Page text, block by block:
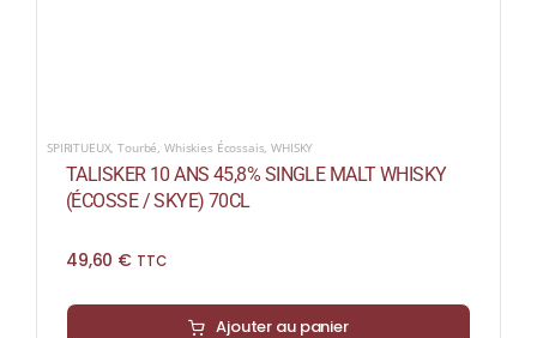
SPIRITUEUX,Tourbé, Whiskies Écossais,WHISKY
TALISKER 10 ANS 45,8% SINGLE MALT WHISKY
(ÉCOSSE / SKYE) 70CL
49,60 € TTC
Ajouter au panier